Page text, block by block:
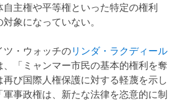
自主権や平等権といった特定の権利
象になっていない。
ツ・ウォッチのリンダ・ラクディール
、「ミャンマー市民の基本的権利を奪
再び国際人権保護に対する軽蔑を示し
軍事政権は、新たな法律を恣意的に制